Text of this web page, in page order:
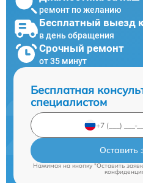
ремонт по желанию
Бесплатный выезд
в день обращения
Срочный ремонт
от 35 минут
Бесплатная
специалистом
Оставить
Нажимая на кнопку "Оставить